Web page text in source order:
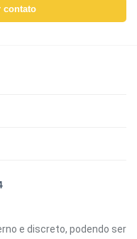
contato
e discreto, podendo ser